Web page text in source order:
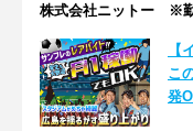
株式会社ニットー ※勤
【
こ
発